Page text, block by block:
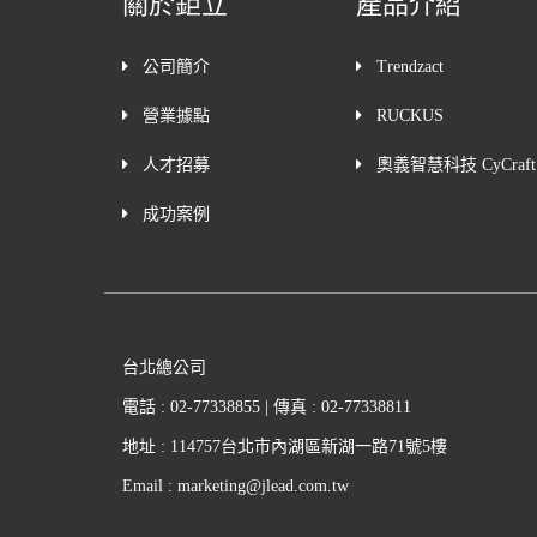
公司簡介
營業據點
人才招募
成功案例
Trendzact
RUCKUS
奧義智慧科技 CyCraft
台北總公司
電話 : 02-77338855 | 傳真 : 02-77338811
地址 : 114757台北市內湖區新湖一路71號5樓
Email : marketing@jlead.com.tw